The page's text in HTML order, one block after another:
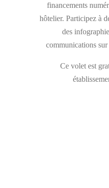
financements
hôtelier. Participez à
des
communications
Ce volet est